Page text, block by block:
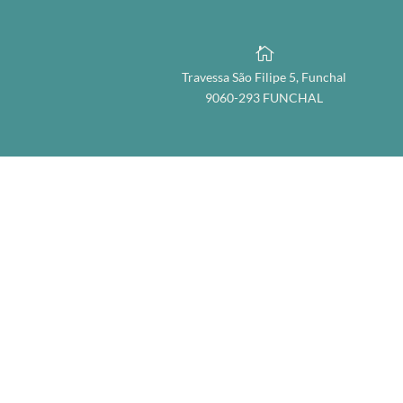

Travessa São Filipe 5, Funchal
9060-293 FUNCHAL